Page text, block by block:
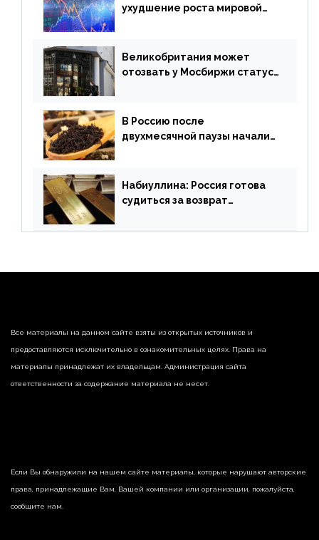
ухудшение роста мировой
апреля
Великобритания может
отозвать у Мосбиржи статус
В Россию после
двухмесячной паузы начали
Набиуллина: Россия готова
судиться за возврат
страны
Все материалы на данном сайте взяты из открытых источников и
предоставляются исключительно в ознакомительных целях. Права на
материалы принадлежат их владельцам. Администрация сайта
ответственности за содержание материала не несет.
Если Вы обнаружили на нашем сайте материалы, которые нарушают авторские
права, принадлежащие Вам, Вашей компании или организации, пожалуйста,
сообщите нам.